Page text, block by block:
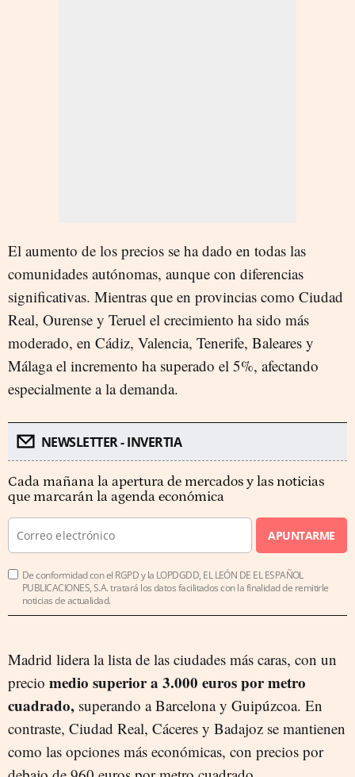
El aumento de los precios se ha dado en todas las
comunidades autónomas, aunque con diferencias
significativas. Mientras que en provincias como Ciudad
Real, Ourense y Teruel el crecimiento ha sido más
moderado, en Cádiz, Valencia, Tenerife, Baleares y
Málaga el incremento ha superado el 5%, afectando
especialmente a la demanda.
NEWSLETTER - INVERTIA
Cada mañana la apertura de mercados y las noticias
que marcarán la agenda económica
APUNTARME
De conformidad con el RGPD y la LOPDGDD, EL LEÓN DE EL ESPAÑOL
PUBLICACIONES, S.A. tratará los datos facilitados con la finalidad de remitirle
noticias de actualidad.
Madrid lidera la lista de las ciudades más caras, con un
precio medio superior a 3.000 euros por metro
cuadrado, superando a Barcelona y Guipúzcoa. En
contraste, Ciudad Real, Cáceres y Badajoz se mantienen
como las opciones más económicas, con precios por